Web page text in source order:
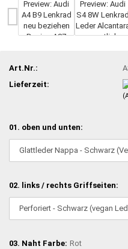
Art.Nr.:
Lieferzeit:
01. oben und unten:
02. links / rechts Griffseiten:
03. Naht Farbe: Rot